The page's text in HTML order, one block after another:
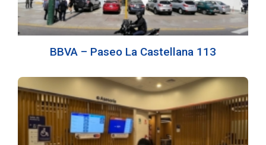
BBVA – Paseo La Castellana 113